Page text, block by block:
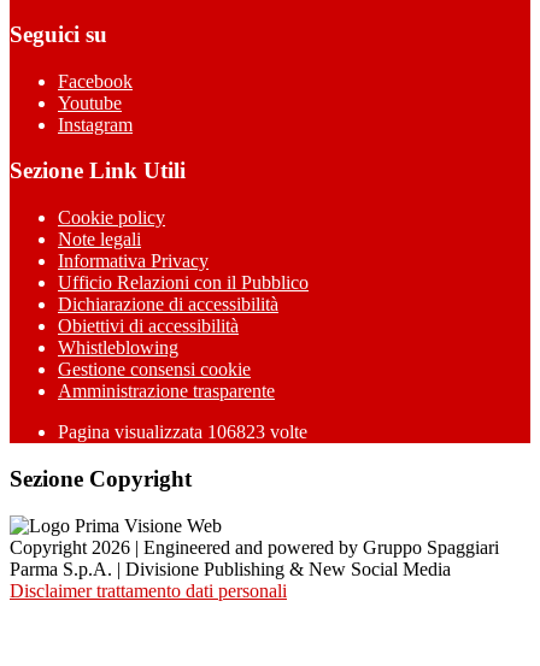
Seguici su
Facebook
Youtube
Instagram
Sezione Link Utili
Cookie policy
Note legali
Informativa Privacy
Ufficio Relazioni con il Pubblico
Dichiarazione di accessibilità
Obiettivi di accessibilità
Whistleblowing
Gestione consensi cookie
Amministrazione trasparente
Pagina visualizzata 106823 volte
Sezione Copyright
Copyright 2026 | Engineered and powered by Gruppo Spaggiari
Parma S.p.A. | Divisione Publishing & New Social Media
Disclaimer trattamento dati personali